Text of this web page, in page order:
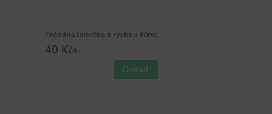
Prázdná lahvička s ryskou 60ml
40 Kč/ks
Detail